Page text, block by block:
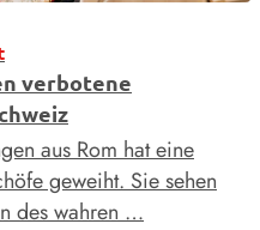
verbotene
aus Rom hat eine
geweiht. Sie sehen
des wahren …